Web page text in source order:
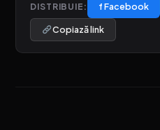
DISTRIBUIE: f Facebook
Copiază link